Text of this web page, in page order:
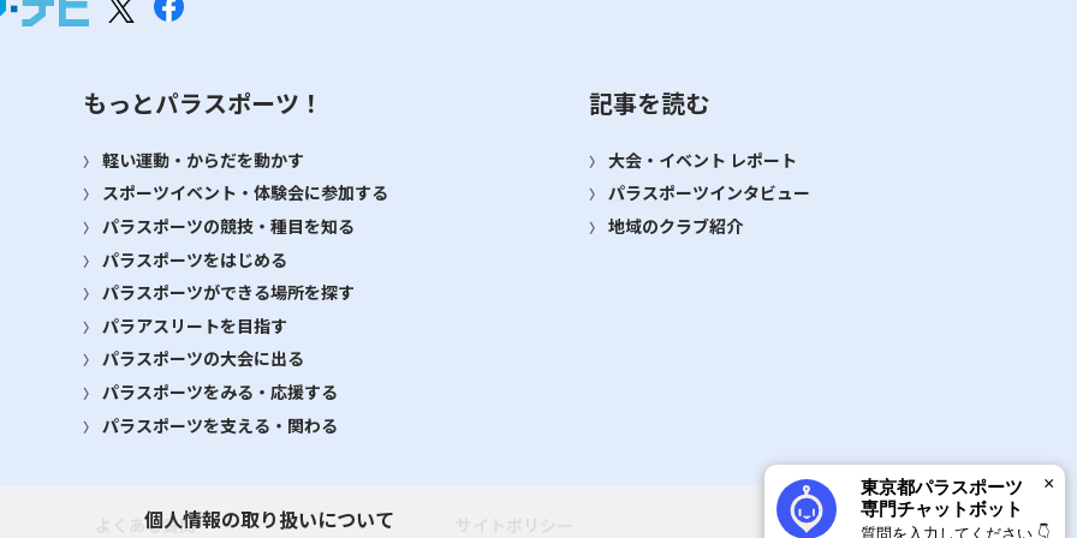
もっとパラスポーツ！
軽い運動・からだを動かす
スポーツイベント・体験会に参加する
パラスポーツの競技・種目を知る
パラスポーツをはじめる
パラスポーツができる場所を探す
パラアスリートを目指す
パラスポーツの大会に出る
パラスポーツをみる・応援する
パラスポーツを支える・関わる
記事を読む
大会・イベント レポート
パラスポーツインタビュー
地域のクラブ紹介
よくある質問
個人情報の取り扱いについて
東京都パラスポーツ
専門チャットボット
質問を入力してください 👇
×